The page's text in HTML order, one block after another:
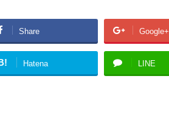
Share Google+
Hatena LINE